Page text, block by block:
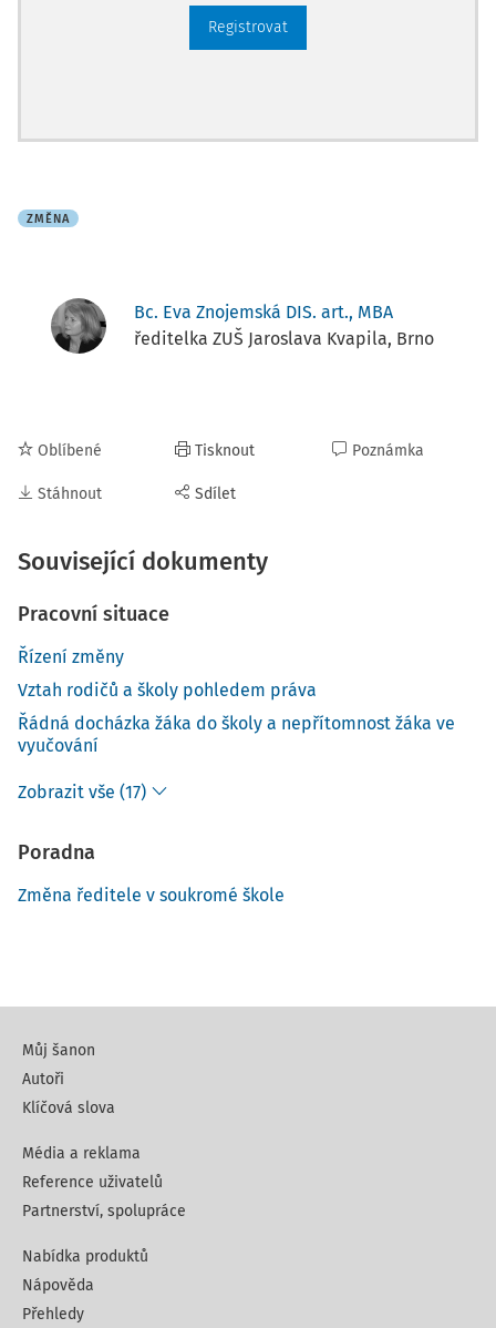
Registrovat
ZMĚNA
Bc. Eva Znojemská DIS. art., MBA
ředitelka ZUŠ Jaroslava Kvapila, Brno
Oblíbené
Stáhnout
Tisknout
Sdílet
Poznámka
Související dokumenty
Pracovní situace
Řízení změny
Vztah rodičů a školy pohledem práva
Řádná docházka žáka do školy a nepřítomnost žáka ve
vyučování
Zobrazit vše (17)
Poradna
Změna ředitele v soukromé škole
Můj šanon
Autoři
Klíčová slova
Média a reklama
Reference uživatelů
Partnerství, spolupráce
Nabídka produktů
Nápověda
Přehledy